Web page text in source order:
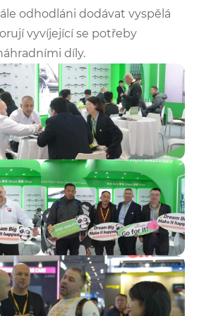
odhodláni dodávat vyspělá
vyvíjející se potřeby
díly.